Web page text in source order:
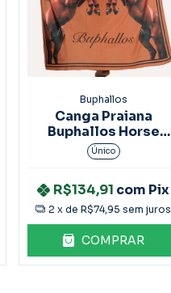
Buphallos
Canga Praiana
Buphallos Horse
Marrom ACS28
Único
R$134,91 com Pix
2 x deR$74,95 sem juros
COMPRAR